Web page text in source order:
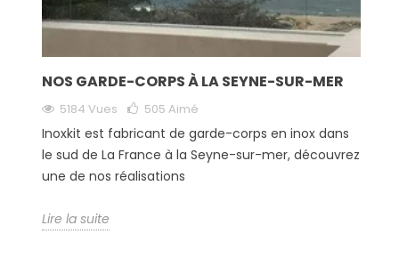
NOS GARDE-CORPS À LA SEYNE-SUR-MER
5184 Vues 505 Aimé
Inoxkit est fabricant de garde-corps en inox dans
le sud de La France à la Seyne-sur-mer, découvrez
une de nos réalisations
Lire la suite